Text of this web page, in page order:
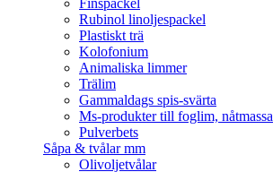
Finspackel
Rubinol linoljespackel
Plastiskt trä
Kolofonium
Animaliska limmer
Trälim
Gammaldags spis-svärta
Ms-produkter till foglim, nåtmassa
Pulverbets
Såpa & tvålar mm
Olivoljetvålar